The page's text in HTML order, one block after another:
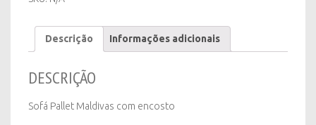
quantity
Descrição Informações adicionais
DESCRIÇÃO
Sofá Pallet Maldivas com encosto